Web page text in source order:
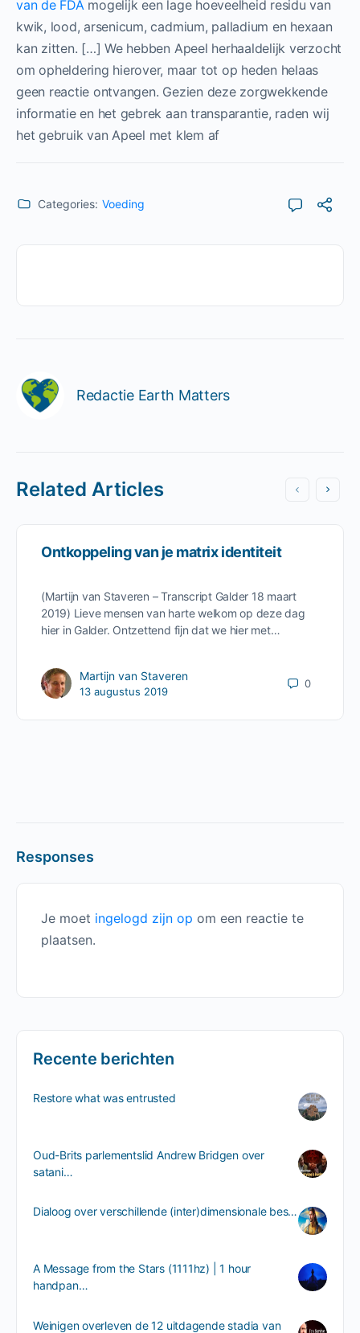
van de FDAmogelijk een lage hoeveelheid residu van
kwik, lood, arsenicum, cadmium, palladium en hexaan
kan zitten. […] We hebben Apeel herhaaldelijk verzocht
om opheldering hierover, maar tot op heden helaas
geen reactie ontvangen. Gezien deze zorgwekkende
informatie en het gebrek aan transparantie, raden wij
het gebruik van Apeel met klem af
Categories: Voeding
Redactie Earth Matters
Related Articles
Ontkoppeling van je matrix identiteit
(Martijn van Staveren – Transcript Galder 18 maart
2019) Lieve mensen van harte welkom op deze dag
hier in Galder. Ontzettend fijn dat we hier met…
Martijn van Staveren
13 augustus 2019
0
Responses
Je moet ingelogd zijn op om een reactie te
plaatsen.
Recente berichten
Restore what was entrusted
Oud-Brits parlementslid Andrew Bridgen over
satani…
Dialoog over verschillende (inter)dimensionale bes…
A Message from the Stars (1111hz) | 1 hour
handpan…
Weinigen overleven de 12 uitdagende stadia van